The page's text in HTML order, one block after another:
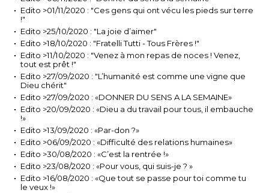
Edito >01/11/2020 : "Ces gens qui ont vécu les pieds sur terre
!"
Edito >25/10/2020 : "La joie d’aimer"
Edito >18/10/2020 : "Fratelli Tutti - Tous Frères !"
Edito >11/10/2020 : "Venez à mon repas de noces ! Venez,
tout est prêt !"
Edito >27/09/2020 : "L’humanité est comme une vigne que
Dieu chérit"
Edito >27/09/2020 : «DONNER DU SENS A LA SEMAINE»
Edito >20/09/2020 : «Dieu a du travail pour tous, il embauche
!»
Edito >13/09/2020 : «Par-don ?»
Edito >06/09/2020 : «Difficulté des relations humaines»
Edito >30/08/2020 : «C’est la rentrée !»
Edito >23/08/2020 : «Pour vous, qui suis-je ? »
Edito >16/08/2020 : «Que tout se passe pour toi comme tu
le veux !»